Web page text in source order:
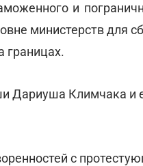
и
министерств для
границах.
Дариуша Климчака и
с